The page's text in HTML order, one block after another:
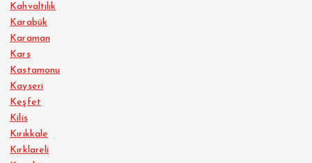
Kahvaltılık
Karabük
Karaman
Kars
Kastamonu
Kayseri
Keşfet
Kilis
Kırıkkale
Kırklareli